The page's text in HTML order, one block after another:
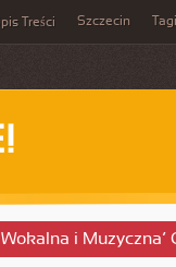
Treści Szczecin Tagi
i Muzyczna’